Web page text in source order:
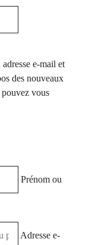
e-mail et
des nouveaux
pouvez vous
Prénom ou
Adresse e-